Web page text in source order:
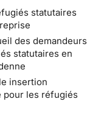
statutaires
des demandeurs
statutaires en
insertion
pour les réfugiés